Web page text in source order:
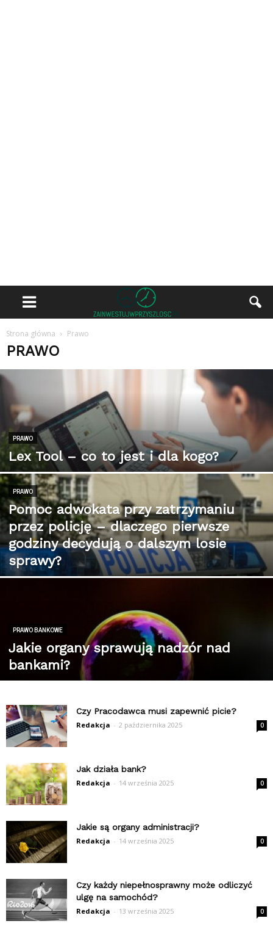
Strona główna Prawo
PRAWO
PRAWO
Lex Tool – co to jest i dla kogo?
PRAWO
Pomoc adwokata przy zatrzymaniu
przez policję – dlaczego pierwsze
godziny decydują o dalszym losie
sprawy?
PRAWO BANKOWE
Jakie organy sprawują nadzór nad
bankami?
Czy Pracodawca musi zapewnić picie?
Redakcja - 2 października 2025 0
Jak działa bank?
Redakcja - 14 września 2025 0
Jakie są organy administracji?
Redakcja - 14 września 2025 0
Czy każdy niepełnosprawny może odliczyć
ulgę na samochód?
Redakcja - 13 września 2025 0